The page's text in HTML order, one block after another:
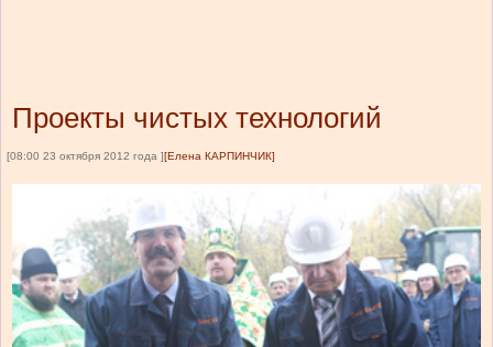
Проекты чистых технологий
[08:00 23 октября 2012 года ] [Елена КАРПИНЧИК]